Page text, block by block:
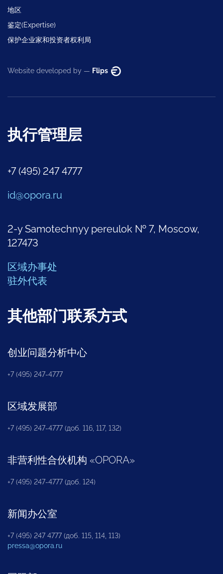
地区
鉴定(Expertise)
保护企业家和投资者权利局
Website developed by — Flips
执行管理层
+7 (495) 247 4777
id@opora.ru
2-y Samotechnyy pereulok № 7, Moscow,
127473
区域办事处
驻外代表
其他部门联系方式
创业问题分析中心
+7 (495) 247-4777
区域发展部
+7 (495) 247-4777 (доб. 116, 117, 132)
非营利性合伙机构 «OPORA»
+7 (495) 247-4777 (доб. 124)
新闻办公室
+7 (495) 247 4777 (доб. 115, 114, 113)
pressa@opora.ru